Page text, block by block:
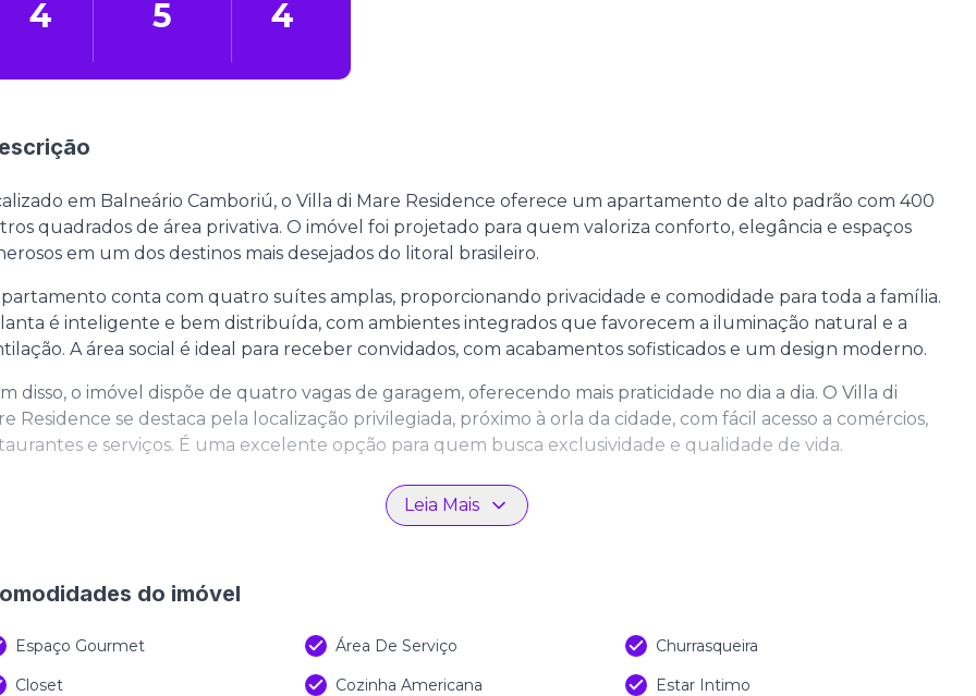
4 5 4
em Balneário Camboriú, o Villa di Mare Residence oferece um apartamento de alto padrão com 400
quadrados de área privativa. O imóvel foi projetado para quem valoriza conforto, elegância e espaços
em um dos destinos mais desejados do litoral brasileiro.
conta com quatro suítes amplas, proporcionando privacidade e comodidade para toda a família.
é inteligente e bem distribuída, com ambientes integrados que favorecem a iluminação natural e a
A área social é ideal para receber convidados, com acabamentos sofisticados e um design moderno.
disso, o imóvel dispõe de quatro vagas de garagem, oferecendo mais praticidade no dia a dia. O Villa di
Residence se destaca pela localização privilegiada, próximo à orla da cidade, com fácil acesso a comércios,
e serviços. É uma excelente opção para quem busca exclusividade e qualidade de vida.
Leia Mais
do imóvel
Espaço Gourmet Área De Serviço
Churrasqueira
Closet
Cozinha Americana
Estar Intimo